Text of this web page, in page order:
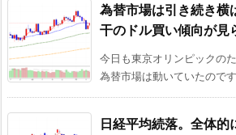
為替市場は引き続き横
干のドル買い傾向が見
今日も東京オリンピックの
為替市場は動いていたので
日経平均続落。全体的